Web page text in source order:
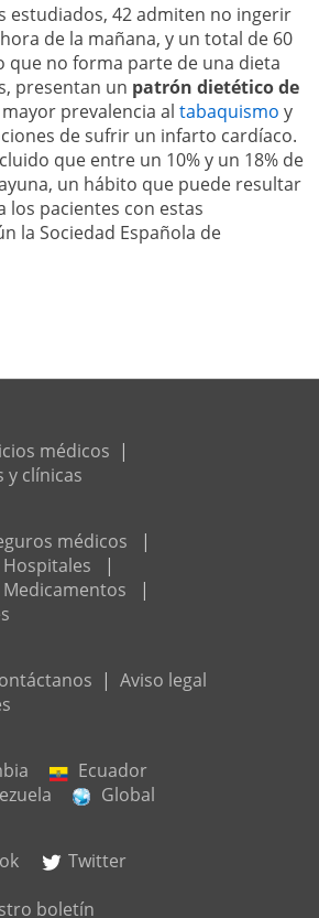
estudiados, 42 admiten no ingerir
de la mañana, y un total de 60
que no forma parte de una dieta
presentan un patrón dietético de
prevalencia al tabaquismo y
de sufrir un infarto cardíaco.
que entre un 10% y un 18% de
un hábito que puede resultar
los pacientes con estas
la Sociedad Española de
médicos |
y clínicas
médicos
|
Hospitales
|
Medicamentos
|
| Aviso legal
Ecuador
Global
Twitter
boletín